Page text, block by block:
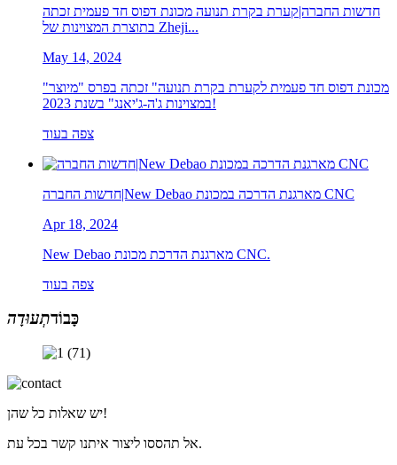
חדשות החברה|קערת בקרת תנועה מכונת דפוס חד פעמית זכתה
בתוצרת המצוינות של Zheji...
May 14, 2024
"מכונת דפוס חד פעמית לקערת בקרת תנועה" זכתה בפרס "מיוצר
במצוינות ג'ה-ג'יאנג" בשנת 2023!
צפה בעוד
חדשות החברה|New Debao מארגנת הדרכה במכונת CNC
Apr 18, 2024
New Debao מארגנת הדרכת מכונת CNC.
צפה בעוד
כָּבוֹדתְעוּדָה
יש שאלות כל שהן!
אל תהססו ליצור איתנו קשר בכל עת.